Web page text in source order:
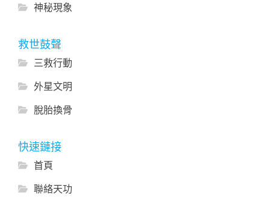
神秘現象
救世鼓聲
三救行動
外星文明
脫胎換骨
快速鏈接
首頁
聯絡天功